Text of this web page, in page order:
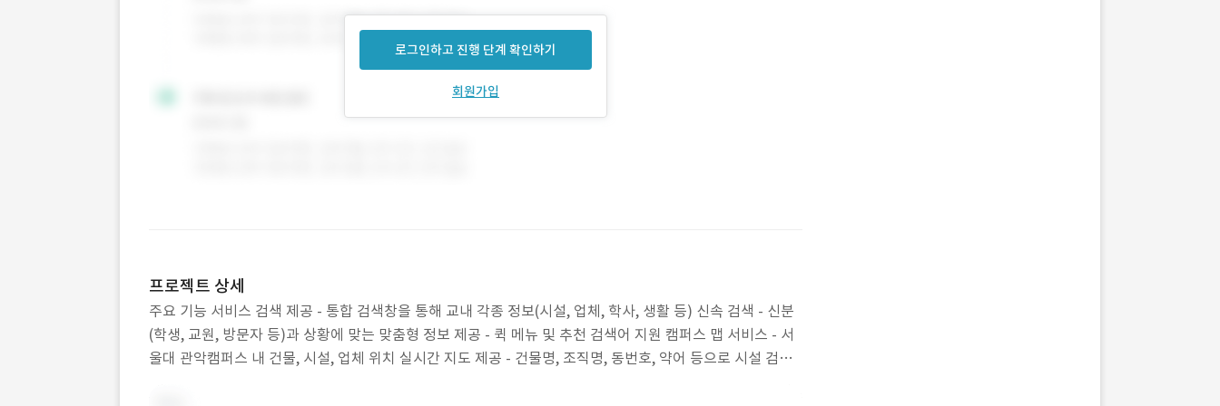
로그인하고 진행 단계 확인하기
회원가입
프로젝트 상세
주요 기능 서비스 검색 제공 - 통합 검색창을 통해 교내 각종 정보(시설, 업체, 학사, 생활 등) 신속 검색 - 신분
(학생, 교원, 방문자 등)과 상황에 맞는 맞춤형 정보 제공 - 퀵 메뉴 및 추천 검색어 지원 캠퍼스 맵 서비스 - 서
울대 관악캠퍼스 내 건물, 시설, 업체 위치 실시간 지도 제공 - 건물명, 조직명, 동번호, 약어 등으로 시설 검색